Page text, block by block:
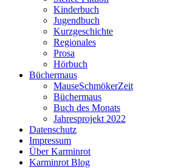
Kinderbuch
Jugendbuch
Kurzgeschichte
Regionales
Prosa
Hörbuch
Büchermaus
MauseSchmökerZeit
Büchermaus
Buch des Monats
Jahresprojekt 2022
Datenschutz
Impressum
Über Karminrot
Karminrot Blog